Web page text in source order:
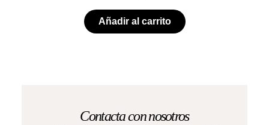
Añadir al carrito
Contacta con nosotros